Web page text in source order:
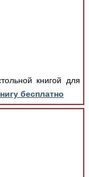
книгой для
бесплатно